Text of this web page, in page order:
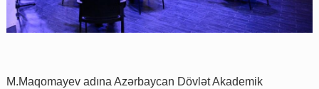
M.Maqomayev adına Azərbaycan Dövlət Akademik